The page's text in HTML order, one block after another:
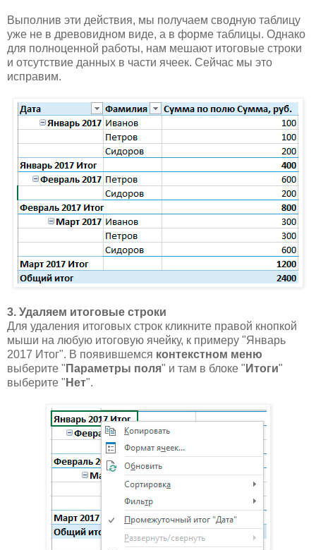
Выполнив эти действия, мы получаем сводную таблицу
уже не в древовидном виде, а в форме таблицы. Однако
для полноценной работы, нам мешают итоговые строки
и отсутствие данных в части ячеек. Сейчас мы это
исправим.
3. Удаляем итоговые строки
Для удаления итоговых строк кликните правой кнопкой
мыши на любую итоговую ячейку, к примеру "Январь
2017 Итог". В появившемся контекстном меню
выберите " Параметры поля" и там в блоке " Итоги"
выберите " Нет".